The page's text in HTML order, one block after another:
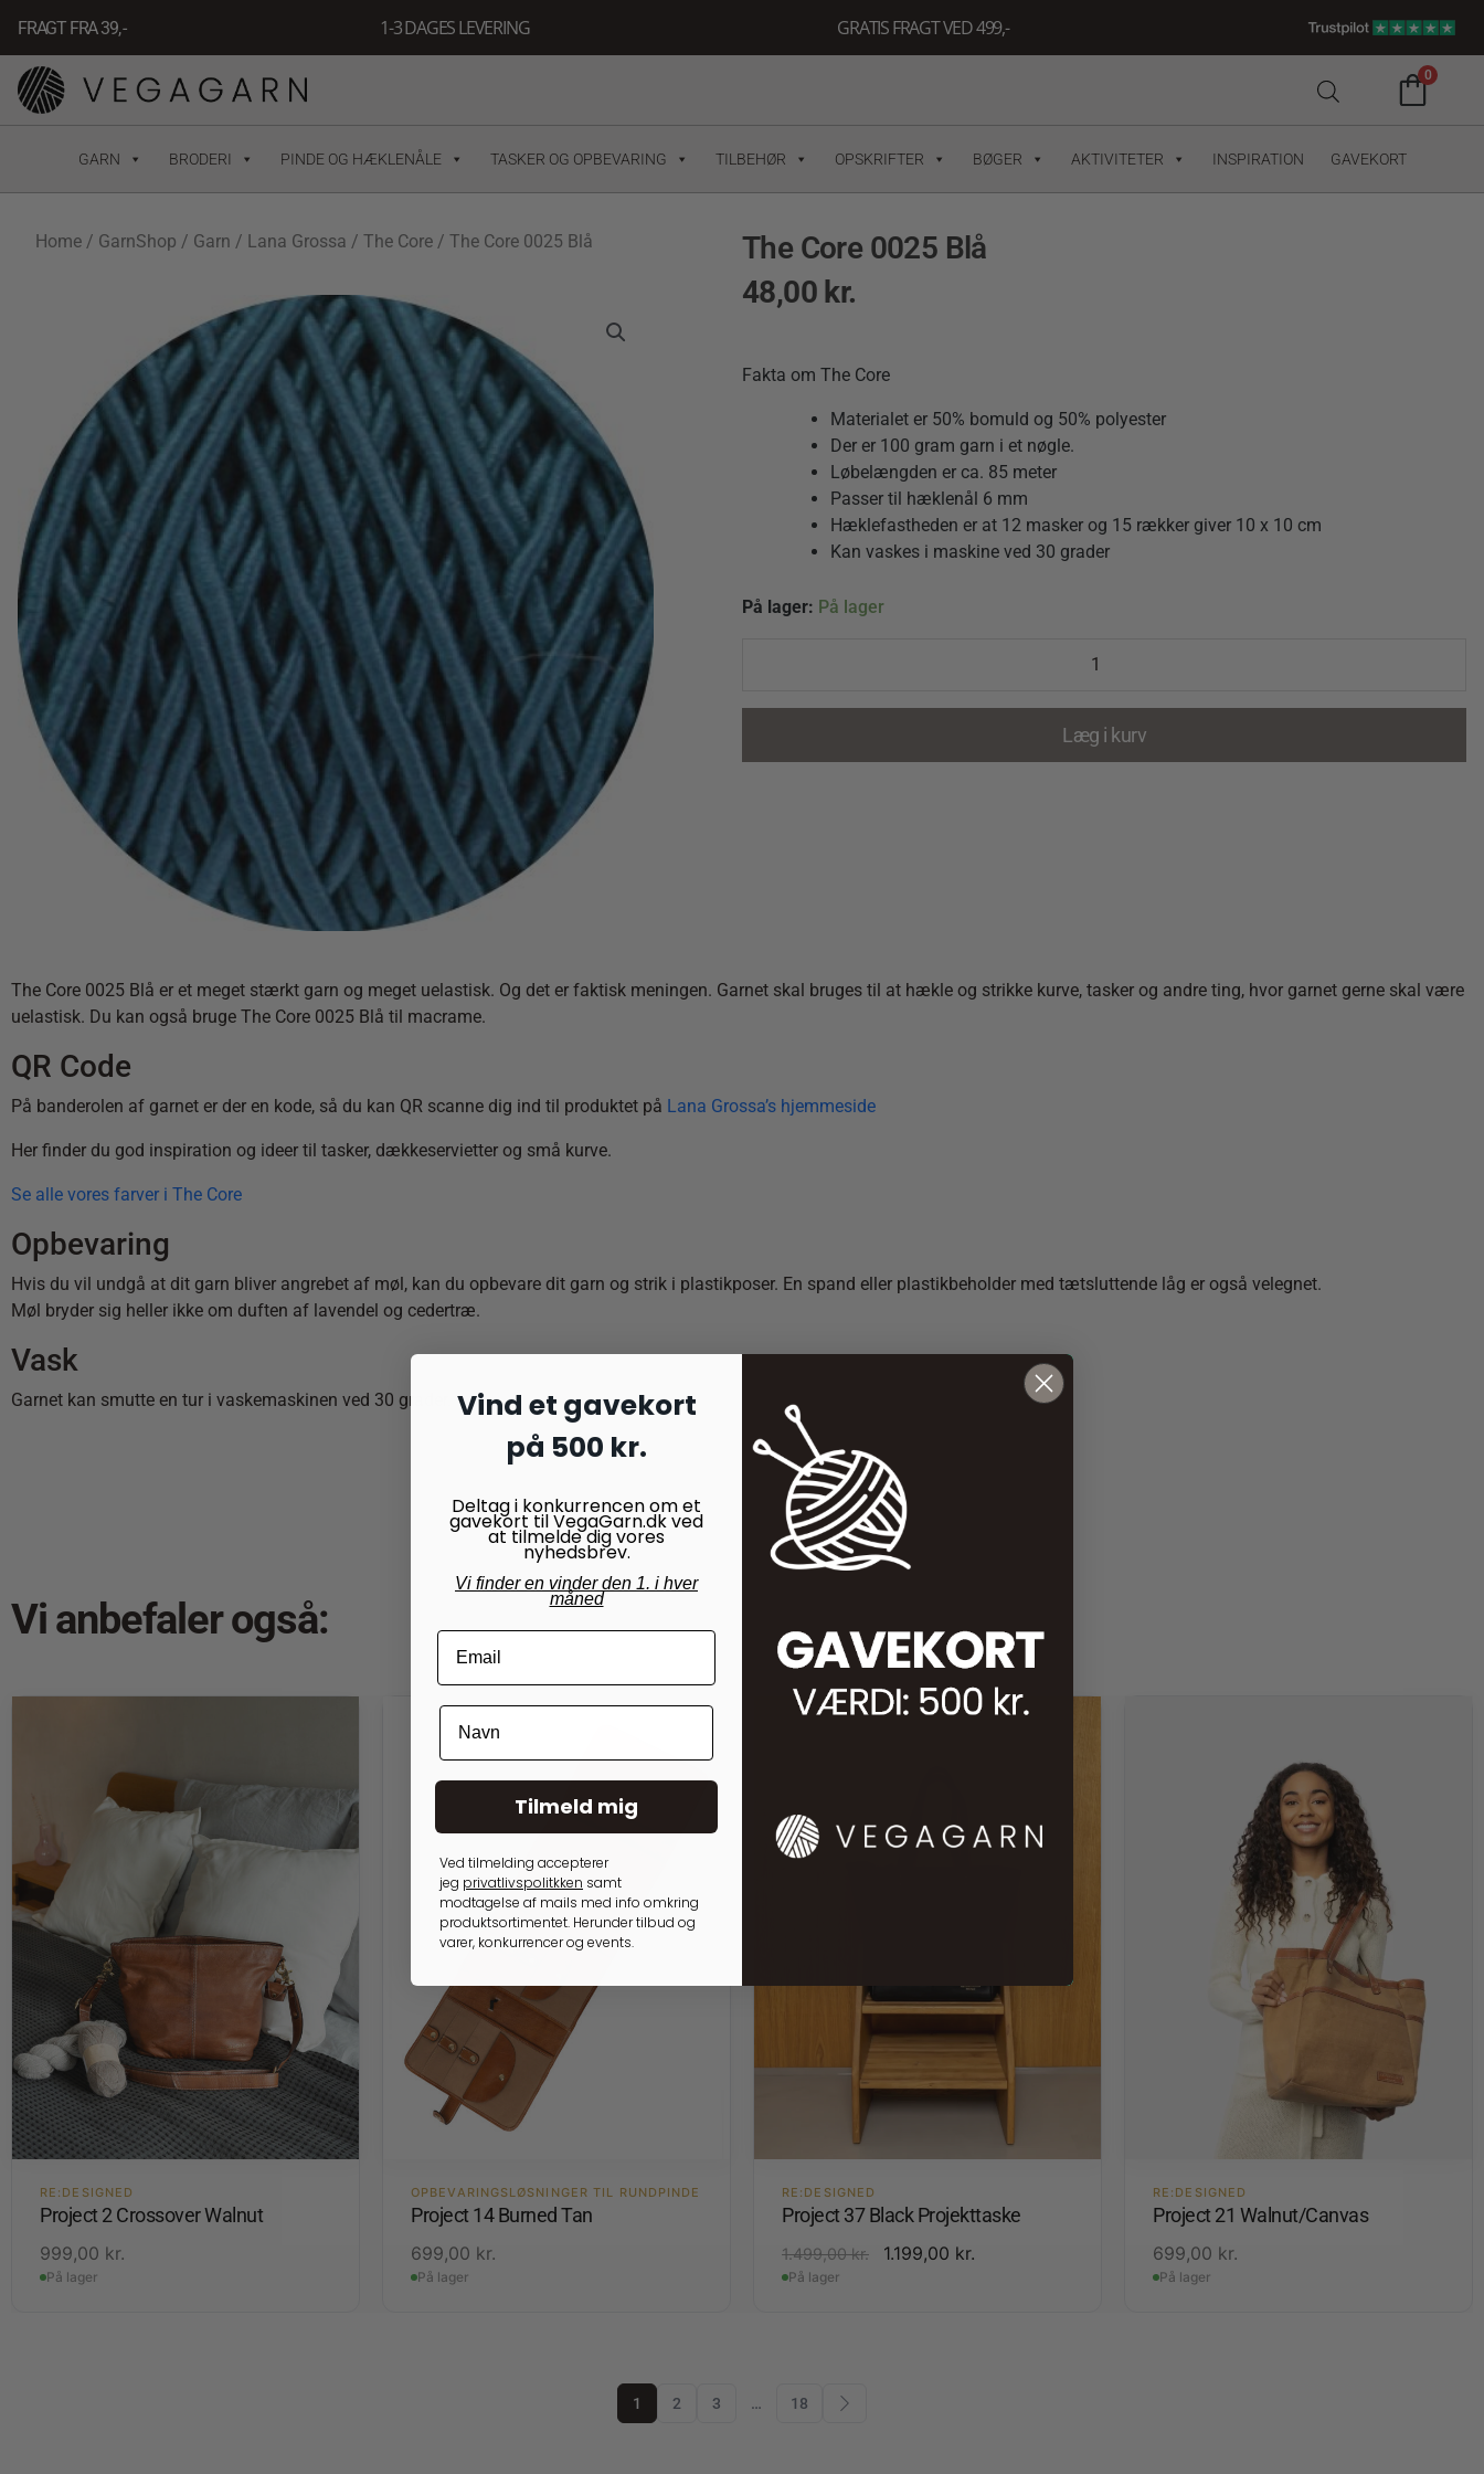
indholdet
FRAGT FRA 39, - 1-3 DAGES LEVERING GRATIS FRAGT VED 499,-
0
GARN BRODERI PINDE OG HÆKLENÅLE TASKER OG OPBEVARING TILBEHØR OPSKRIFTER BØGER AKTIVITETER INSPIRATION GAVEKORT
Home / GarnShop / Garn / Lana Grossa / The Core / The Core 0025 Blå
The Core 0025 Blå
48,00 kr.
Fakta om The Core
Materialet er 50% bomuld og 50% polyester
Der er 100 gram garn i et nøgle.
Løbelængden er ca. 85 meter
Passer til hæklenål 6 mm
Hæklefastheden er at 12 masker og 15 rækker giver 10 x 10 cm
Kan vaskes i maskine ved 30 grader
På lager: På lager
The
quantity
Læg i kurv
The Core 0025 Blå er et meget stærkt garn og meget uelastisk. Og det er faktisk meningen. Garnet skal bruges til at hækle og strikke kurve, tasker og andre ting, hvor garnet gerne skal være
uelastisk. Du kan også bruge The Core 0025 Blå til macrame.
QR Code
På banderolen af garnet er der en kode, så du kan QR scanne dig ind til produktet på Lana Grossa’s hjemmeside
Her finder du god inspiration og ideer til tasker, dækkeservietter og små kurve.
Se alle vores farver i The Core
Opbevaring
Hvis du vil undgå at dit garn bliver angrebet af møl, kan du opbevare dit garn og strik i plastikposer. En spand eller plastikbeholder med tætsluttende låg er også velegnet.
Møl bryder sig heller ikke om duften af lavendel og cedertræ.
Vask
Garnet kan smutte en tur i vaskemaskinen ved 30 grader.
Vi anbefaler også:
RE:DESIGNED
Project 2 Crossover Walnut
999,00 kr.
På lager
OPBEVARINGSLØSNINGER TIL RUNDPINDE
Project 14 Burned Tan
699,00 kr.
På lager
RE:DESIGNED
Project 37 Black Projekttaske
1.499,00kr. 1.199,00 kr.
På lager
RE:DESIGNED
Project 21 Walnut/Canvas
699,00 kr.
På lager
1 2 3 … 18
Vind et gavekort
på 500 kr.
Deltag i konkurrencen om et
gavekort til VegaGarn.dk ved
at tilmelde dig vores
nyhedsbrev.
Vi finder en vinder den 1. i hver
måned
Tilmeld mig
Ved tilmelding accepterer
jeg privatlivspolitkken samt
modtagelse af mails med info omkring
produktsortimentet. Herunder tilbud og
varer, konkurrencer og events.